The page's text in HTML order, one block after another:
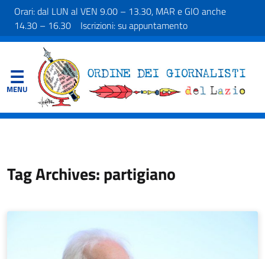
Orari: dal LUN al VEN 9.00 – 13.30, MAR e GIO anche
14.30 – 16.30 Iscrizioni: su appuntamento
Tag Archives: partigiano